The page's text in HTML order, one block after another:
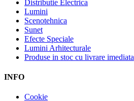
Distributie Electrica
Lumini
Scenotehnica
Sunet
Efecte Speciale
Lumini Arhitecturale
Produse in stoc cu livrare imediata
INFO
Cookie